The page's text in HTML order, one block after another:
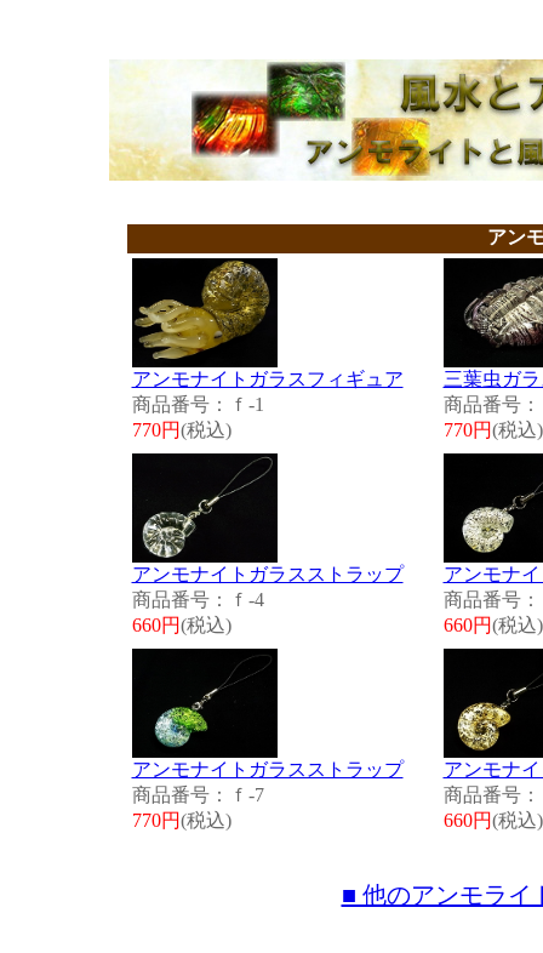
アン
アンモナイトガラスフィギュア
商品番号：ｆ-1
770円(税込)
三葉虫ガ
商品番号：
770円(税込)
アンモナイトガラスストラップ
商品番号：ｆ-4
660円(税込)
アンモナ
商品番号：
660円(税込)
アンモナイトガラスストラップ
商品番号：ｆ-7
770円(税込)
アンモナ
商品番号：
660円(税込)
■ 他のアンモライ